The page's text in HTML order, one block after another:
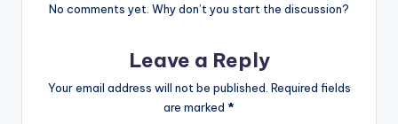
No comments yet. Why don’t you start the discussion?
Leave a Reply
Your email address will not be published. Required fields
are marked *